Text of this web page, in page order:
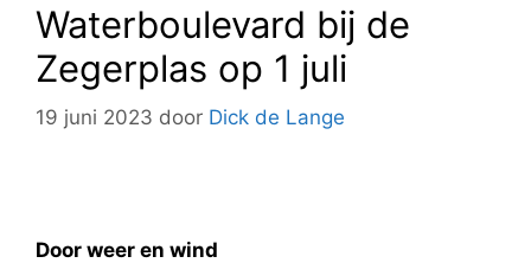
Waterboulevard bij de
Zegerplas op 1 juli
19 juni 2023 door Dick de Lange
Door weer en wind